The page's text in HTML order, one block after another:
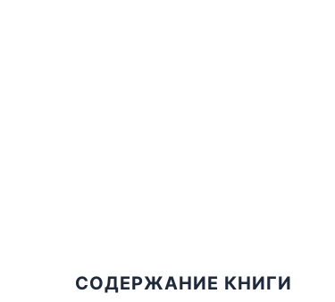
СОДЕРЖАНИЕ КНИГИ